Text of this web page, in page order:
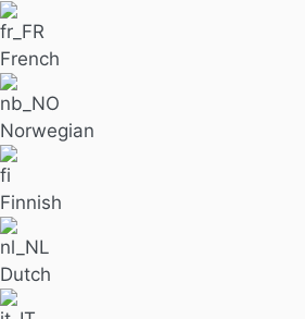
French
Norwegian
Finnish
Dutch